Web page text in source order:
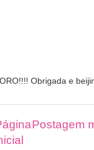
Obrigada e
Postagem